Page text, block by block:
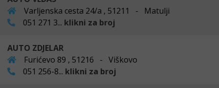
Varljenska cesta 24/a , 51211 - Matulji
051 271 3... klikni za broj
AUTO ZDJELAR
Furićevo 89 , 51216 - Viškovo
051 256-8... klikni za broj